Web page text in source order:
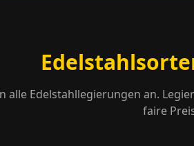
alle Edelstahllegierungen an.
faire